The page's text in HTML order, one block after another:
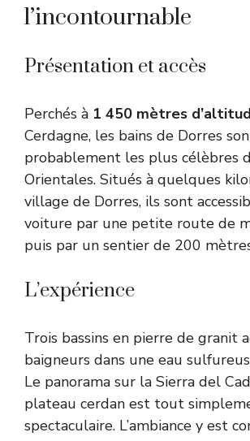
l’incontournable
Présentation et accès
Perchés à 1 450 mètres
Cerdagne, les bains de Dorres
probablement les plus célèbres
Orientales. Situés à quelques
village de Dorres, ils sont
voiture par une petite route de
puis par un sentier de 200
L’expérience
Trois bassins en pierre de granit
baigneurs dans une eau
Le panorama sur la Sierra del
plateau cerdan est tout
spectaculaire. L’ambiance y est